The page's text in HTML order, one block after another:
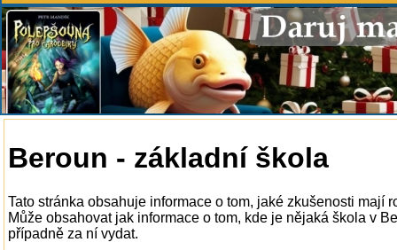
Beroun - základní škola
Tato stránka obsahuje informace o tom, jaké zkušenosti mají
Může obsahovat jak informace o tom, kde je nějaká škola v
případně za ní vydat.